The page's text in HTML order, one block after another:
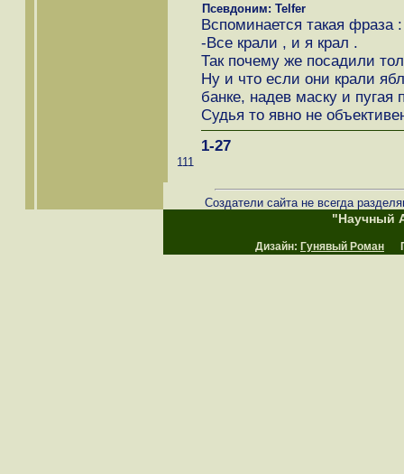
Псевдоним: Telfer
Вспоминается такая фраза :
-Все крали , и я крал .
Так почему же посадили
Ну и что если они крали
банке, надев маску и пугая
Судья то явно не
1-27
111
Создатели сайта не всегда
"Научный
Дизайн: Гунявый Роман